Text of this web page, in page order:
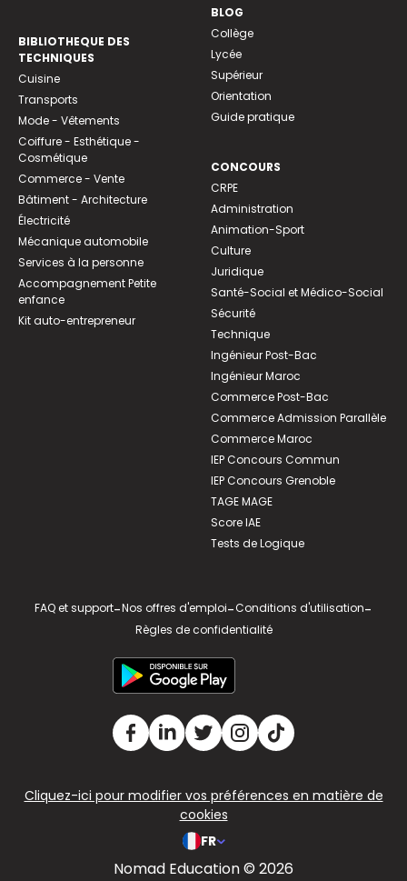
BIBLIOTHEQUE DES
TECHNIQUES
Cuisine
Transports
Mode - Vêtements
Coiffure - Esthétique -
Cosmétique
Commerce - Vente
Bâtiment - Architecture
Électricité
Mécanique automobile
Services à la personne
Accompagnement Petite
enfance
Kit auto-entrepreneur
BLOG
Collège
Lycée
Supérieur
Orientation
Guide pratique
CONCOURS
CRPE
Administration
Animation-Sport
Culture
Juridique
Santé-Social et Médico-Social
Sécurité
Technique
Ingénieur Post-Bac
Ingénieur Maroc
Commerce Post-Bac
Commerce Admission Parallèle
Commerce Maroc
IEP Concours Commun
IEP Concours Grenoble
TAGE MAGE
Score IAE
Tests de Logique
FAQ et support-Nos offres d'emploi-Conditions d'utilisation-
Règles de confidentialité
Cliquez-ici pour modifier vos préférences en matière de
cookies
FR
Nomad Education © 2026